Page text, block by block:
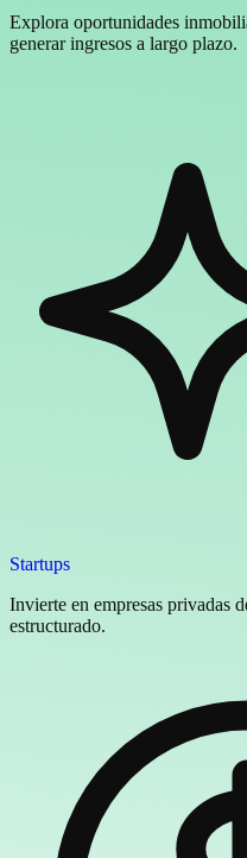
Explora oportunidades
generar ingresos a largo plazo.
Startups
Invierte en empresas privadas
estructurado.